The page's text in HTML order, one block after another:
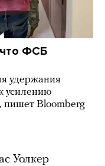
что ФСБ
удержания
усилению
пишет Bloomberg
Уолкер